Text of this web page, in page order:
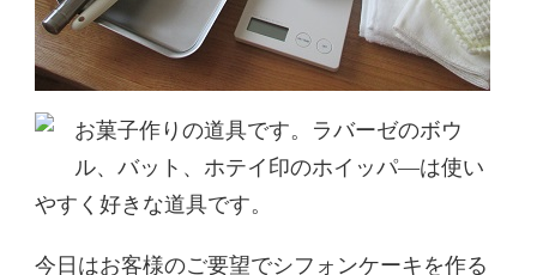
お菓子作りの道具です。ラバーゼのボウ
ル、バット、ホテイ印のホイッパ―は使い
やすく好きな道具です。
今日はお客様のご要望でシフォンケーキを作る